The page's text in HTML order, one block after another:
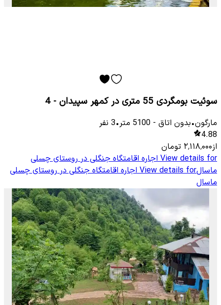
سوئیت بومگردی 55 متری در کمهر سپیدان - 4
مارگون•بدون اتاق -
5100 متر•
3 نفر
4.88
از۲٬۱۱۸٬۰۰۰ تومان
View details for اجاره اقامتگاه جنگلی در روستای چسلی
ماسالView details for اجاره اقامتگاه جنگلی در روستای چسلی
ماسال